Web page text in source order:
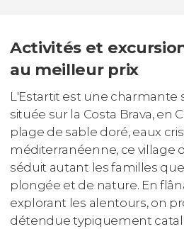
Activités et
au meilleur prix
L'Estartit est une charmante
située sur la Costa Brava, en
plage de sable doré, eaux
méditerranéenne, ce village
séduit autant les familles
plongée et de nature. En
explorant les alentours, on
détendue typiquement